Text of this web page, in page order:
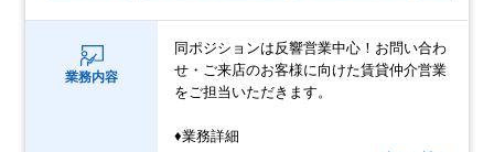
業務内容
同ポジションは反響営業中心！お問い合わ
せ・ご来店のお客様に向けた賃貸仲介営業
をご担当いただきます。
♦業務詳細